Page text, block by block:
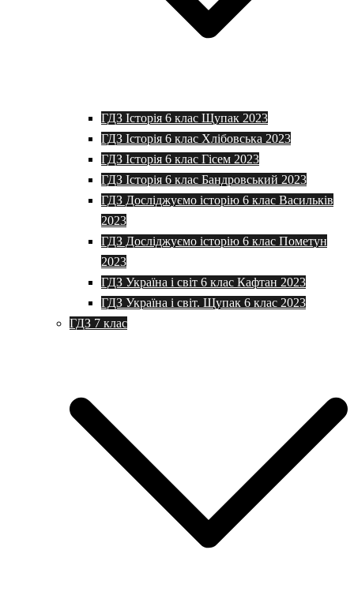
ГДЗ Історія 6 клас Щупак 2023
ГДЗ Історія 6 клас Хлібовська 2023
ГДЗ Історія 6 клас Гісем 2023
ГДЗ Історія 6 клас Бандровський 2023
ГДЗ Досліджуємо історію 6 клас Васильків
2023
ГДЗ Досліджуємо історію 6 клас Пометун
2023
ГДЗ Україна і світ 6 клас Кафтан 2023
ГДЗ Україна і світ. Щупак 6 клас 2023
ГДЗ 7 клас